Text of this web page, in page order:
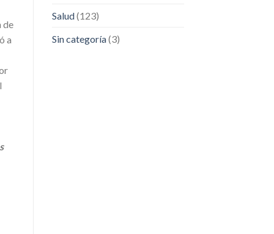
de
a
Salud(123)
Sin categoría(3)